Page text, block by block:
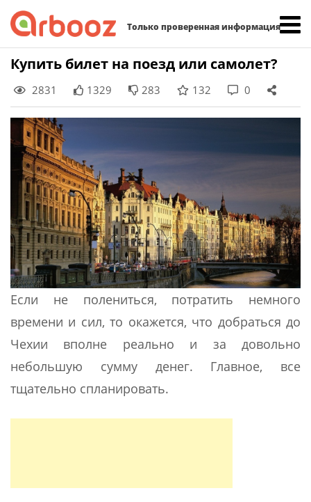
Только проверенная информация
Skip
to
content
Купить билет на поезд или самолет?
2831 1329 283 132 0
Если не полениться, потратить немного
времени и сил, то окажется, что добраться до
Чехии вполне реально и за довольно
небольшую сумму денег. Главное, все
тщательно спланировать.
Найти: